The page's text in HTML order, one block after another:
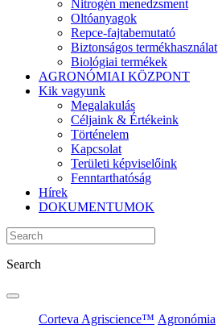
Nitrogén menedzsment
Oltóanyagok
Repce-fajtabemutató
Biztonságos termékhasználat
Biológiai termékek
AGRONÓMIAI KÖZPONT
Kik vagyunk
Megalakulás
Céljaink & Értékeink
Történelem
Kapcsolat
Területi képviselőink
Fenntarthatóság
Hírek
DOKUMENTUMOK
Search
Corteva Agriscience™ Agronómia